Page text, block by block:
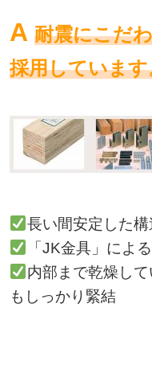
A 耐震にこだ
採用しています
長い間安定した
「JK金具」によ
内部まで乾燥し
もしっかり緊結